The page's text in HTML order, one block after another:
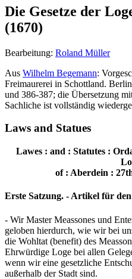
Die Gesetze der
(1670)
Bearbeitung: Roland Müller
Aus Wilhelm Begemann:
Freimaurerei in Schottland.
und 386-387; die Übersetzung
Sachliche ist vollständig
Laws and Statues
Lawes : and : Statutes :
of : Aberdein :
Erste Satzung. - Artikel für
- Wir Master Meassones und
geloben hierdurch, wie wir bei
die Wohltat (benefit) des
Ehrwürdige Loge bei allen
wenn wir eine gesetzliche
außerhalb der Stadt sind.